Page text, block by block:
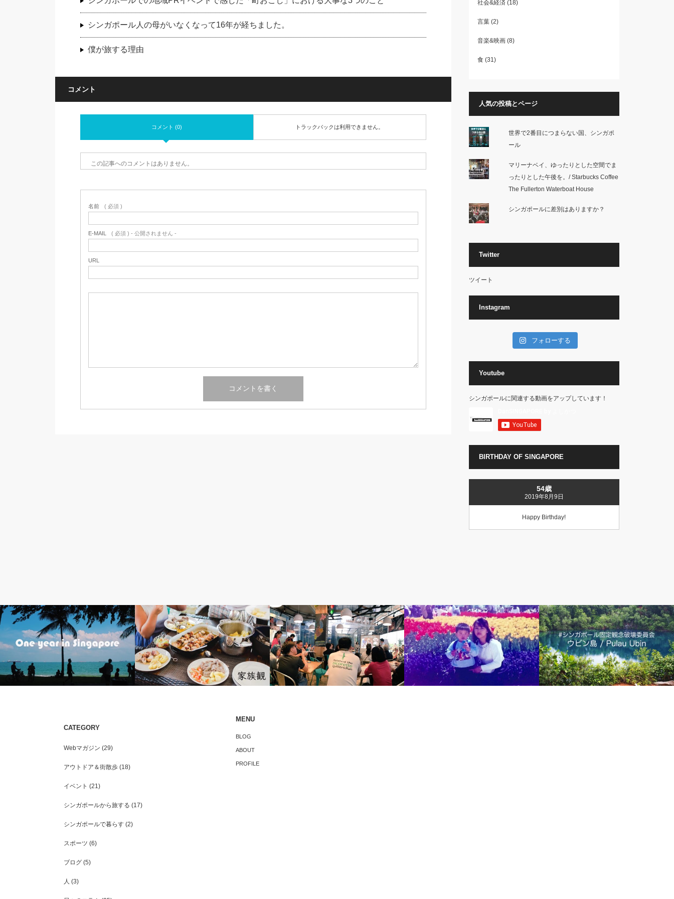
シンガポール人の母がいなくなって16年が経ちました。
僕が旅する理由
コメント
コメント (0) トラックバックは利用できません。
この記事へのコメントはありません。
名前 ( 必須 )
E-MAIL ( 必須 ) - 公開されません -
URL
社会&経済(18)
言葉(2)
音楽&映画(8)
食(31)
人気の投稿とページ
世界で2番目につまらない国、シンガポ
ール
マリーナベイ、ゆったりとした空間でま
ったりとした午後を。/ Starbucks Coffee
The Fullerton Waterboat House
シンガポールに差別はありますか？
Twitter
ツイート
Instagram
フォローする
Youtube
シンガポールに関連する動画をアップしています！
BIRTHDAY OF SINGAPORE
54歳
2019年8月9日
Happy Birthday!
CATEGORY
Webマガジン (29)
アウトドア＆街散歩(18)
イベント (21)
シンガポールから旅する (17)
シンガポールで暮らす(2)
スポーツ (6)
ブログ(5)
人 (3)
MENU
BLOG
ABOUT
PROFILE